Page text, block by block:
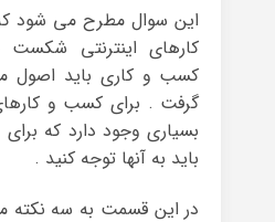
این سوال مطرح می شود
کارهای اینترنتی
کسب و کاری باید اصول
گرفت . برای کسب و
بسیاری وجود دارد که
باید به آنها توجه کنید .
در این قسمت به سه